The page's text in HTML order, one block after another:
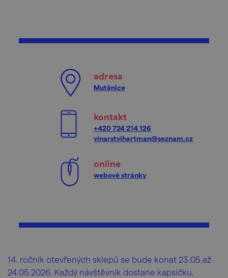
adresa
Mutěnice
kontakt
+420 724 214 126
vinarstvihartman@seznam.cz
online
webové stránky
14. ročník otevřených sklepů se bude konat 23.05.až
24.05.2026. Každý návštěvník dostane kapsičku,